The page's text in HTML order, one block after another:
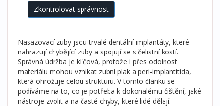
Zkontrolovat správnost
Nasazovací zuby jsoutrvalé dentální implantáty, které
nahrazují chybějící zuby a spojují se s čelistní kostí.
Správná údržba je klíčová, protože i přes odolnost
materiálu mohou vznikat zubní plak a peri‑implantitida,
která ohrožuje celou strukturu. V tomto článku se
podíváme na to, co je potřeba k dokonalému čištění, jaké
nástroje zvolit a na časté chyby, které lidé dělají.